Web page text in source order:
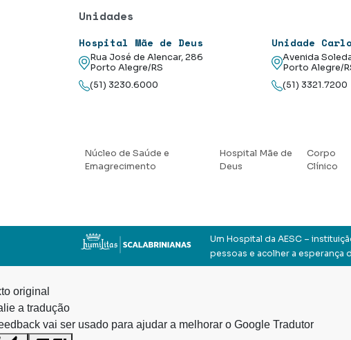
Unidades
Hospital Mãe de Deus
Rua José de Alencar, 286
Porto Alegre/RS
(51) 3230.6000
Unidade
Avenida
Porto Alegre/
(51) 3321.7200
Núcleo de Saúde e
Emagrecimento
Hospital Mãe de
Deus
Corpo
Clínico
Um Hospital da AESC –
pessoas e acolher a esperança
original
a tradução
vai ser usado para ajudar a melhorar o Google Tradutor